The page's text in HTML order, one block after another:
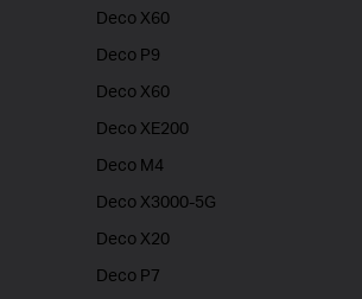
Deco X60
Deco P9
Deco X60
Deco XE200
Deco M4
Deco X3000-5G
Deco X20
Deco P7